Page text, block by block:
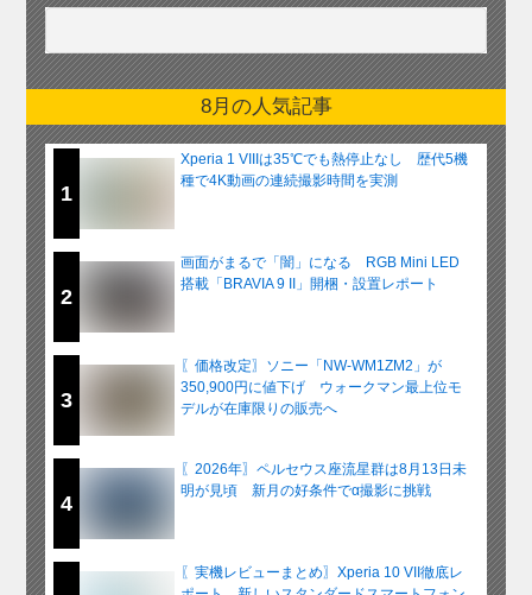
8月の人気記事
1
Xperia 1 VIIIは35℃でも熱停止なし 歴代5機
種で4K動画の連続撮影時間を実測
2
画面がまるで「闇」になる RGB Mini LED
搭載「BRAVIA 9 II」開梱・設置レポート
3
〖価格改定〗ソニー「NW-WM1ZM2」が
350,900円に値下げ ウォークマン最上位モ
デルが在庫限りの販売へ
4
〖2026年〗ペルセウス座流星群は8月13日未
明が見頃 新月の好条件でα撮影に挑戦
〖実機レビューまとめ〗Xperia 10 VII徹底レ